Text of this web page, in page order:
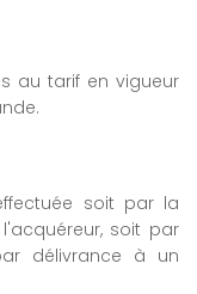
au tarif en vigueur
soit par la
soit par
délivrance à un